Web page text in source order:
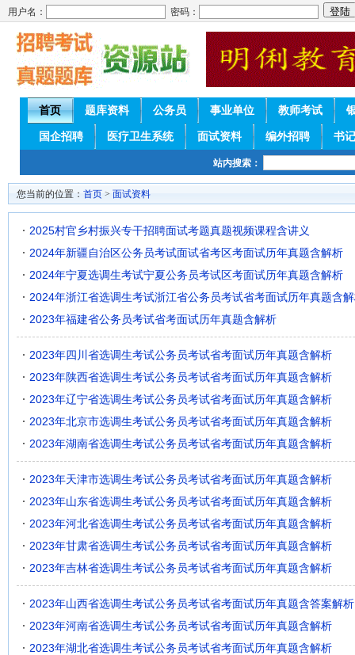
用户名： 密码：
首页 题库资料 公务员 事业单位 教师考试
国企招聘 医疗卫生系统 面试资料 编外招聘 书
站内搜索：
您当前的位置： 首页 > 面试资料
2025村官乡村振兴专干招聘面试考题真题视频课程含讲义
2024年新疆自治区公务员考试面试省考区考面试历年真题含解析
2024年宁夏选调生考试宁夏公务员考试区考面试历年真题含解析
2024年浙江省选调生考试浙江省公务员考试省考面试历年真题含
2023年福建省公务员考试省考面试历年真题含解析
2023年四川省选调生考试公务员考试省考面试历年真题含解析
2023年陕西省选调生考试公务员考试省考面试历年真题含解析
2023年辽宁省选调生考试公务员考试省考面试历年真题含解析
2023年北京市选调生考试公务员考试省考面试历年真题含解析
2023年湖南省选调生考试公务员考试省考面试历年真题含解析
2023年天津市选调生考试公务员考试省考面试历年真题含解析
2023年山东省选调生考试公务员考试省考面试历年真题含解析
2023年河北省选调生考试公务员考试省考面试历年真题含解析
2023年甘肃省选调生考试公务员考试省考面试历年真题含解析
2023年吉林省选调生考试公务员考试省考面试历年真题含解析
2023年山西省选调生考试公务员考试省考面试历年真题含答案解析
2023年河南省选调生考试公务员考试省考面试历年真题含解析
2023年湖北省选调生考试公务员考试省考面试历年真题含解析